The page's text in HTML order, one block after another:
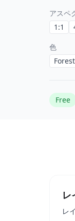
アスペ
1:1
色
Free
レ
レ